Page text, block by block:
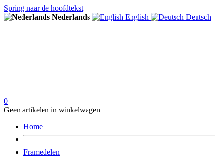
Spring naar de hoofdtekst
Nederlands
English Deutsch
0
Geen artikelen in winkelwagen.
Home
Framedelen